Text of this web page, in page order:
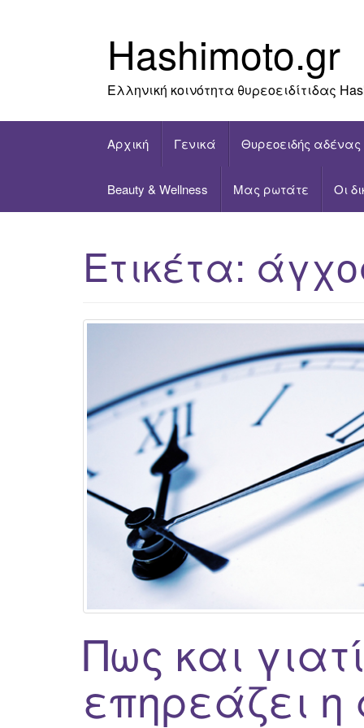
Hashimoto.gr
Ελληνική κοινότητα θυρεοειδίτιδας
Αρχική Γενικά Θυρεοειδής αδένας
Beauty & Wellness Μας ρωτάτε Οι
Ετικέτα:
Πως και
επηρεάζει